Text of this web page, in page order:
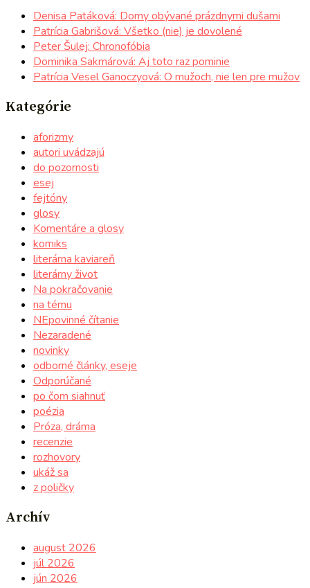
Denisa Patáková: Domy obývané prázdnymi dušami
Patrícia Gabrišová: Všetko (nie) je dovolené
Peter Šulej: Chronofóbia
Dominika Sakmárová: Aj toto raz pominie
Patrícia Vesel Ganoczyová: O mužoch, nie len pre mužov
Kategórie
aforizmy
autori uvádzajú
do pozornosti
esej
fejtóny
glosy
Komentáre a glosy
komiks
literárna kaviareň
literárny život
Na pokračovanie
na tému
NEpovinné čítanie
Nezaradené
novinky
odborné články, eseje
Odporúčané
po čom siahnuť
poézia
Próza, dráma
recenzie
rozhovory
ukáž sa
z poličky
Archív
august 2026
júl 2026
jún 2026